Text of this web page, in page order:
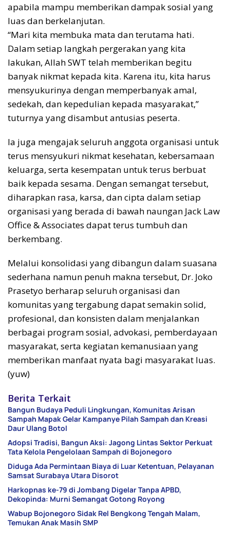
apabila mampu memberikan dampak sosial yang
luas dan berkelanjutan.
“Mari kita membuka mata dan terutama hati.
Dalam setiap langkah pergerakan yang kita
lakukan, Allah SWT telah memberikan begitu
banyak nikmat kepada kita. Karena itu, kita harus
mensyukurinya dengan memperbanyak amal,
sedekah, dan kepedulian kepada masyarakat,”
tuturnya yang disambut antusias peserta.
Ia juga mengajak seluruh anggota organisasi untuk
terus mensyukuri nikmat kesehatan, kebersamaan
keluarga, serta kesempatan untuk terus berbuat
baik kepada sesama. Dengan semangat tersebut,
diharapkan rasa, karsa, dan cipta dalam setiap
organisasi yang berada di bawah naungan Jack Law
Office & Associates dapat terus tumbuh dan
berkembang.
Melalui konsolidasi yang dibangun dalam suasana
sederhana namun penuh makna tersebut, Dr. Joko
Prasetyo berharap seluruh organisasi dan
komunitas yang tergabung dapat semakin solid,
profesional, dan konsisten dalam menjalankan
berbagai program sosial, advokasi, pemberdayaan
masyarakat, serta kegiatan kemanusiaan yang
memberikan manfaat nyata bagi masyarakat luas.
(yuw)
Berita Terkait
Bangun Budaya Peduli Lingkungan, Komunitas Arisan
Sampah Mapak Gelar Kampanye Pilah Sampah dan Kreasi
Daur Ulang Botol
Adopsi Tradisi, Bangun Aksi: Jagong Lintas Sektor Perkuat
Tata Kelola Pengelolaan Sampah di Bojonegoro
Diduga Ada Permintaan Biaya di Luar Ketentuan, Pelayanan
Samsat Surabaya Utara Disorot
Harkopnas ke-79 di Jombang Digelar Tanpa APBD,
Dekopinda: Murni Semangat Gotong Royong
Wabup Bojonegoro Sidak Rel Bengkong Tengah Malam,
Temukan Anak Masih SMP